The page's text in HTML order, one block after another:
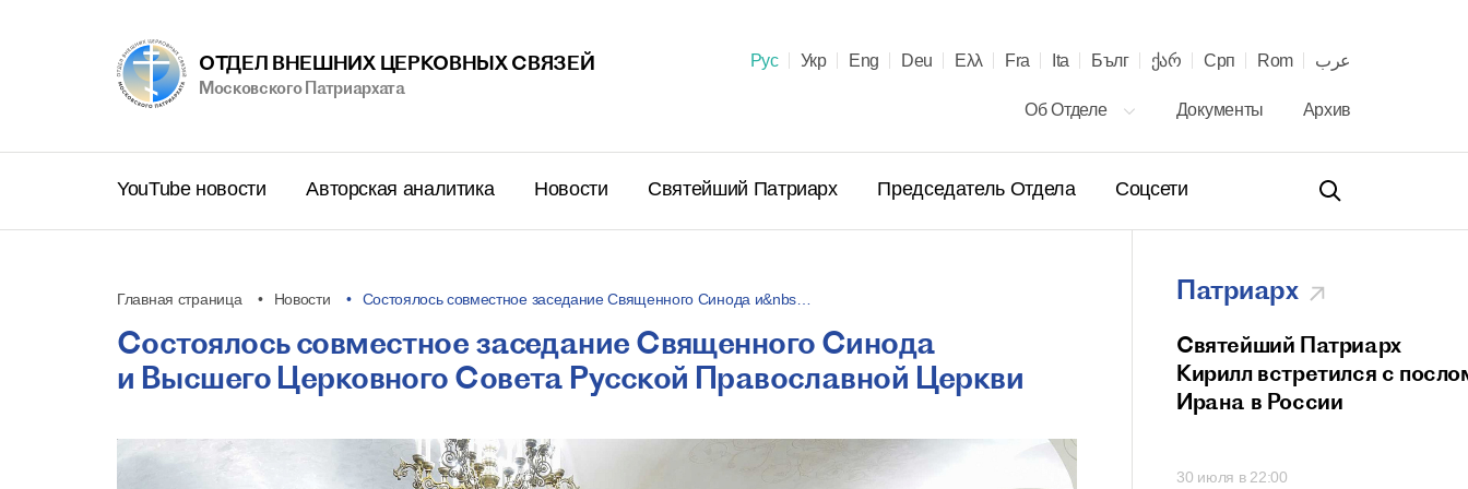
ОТДЕЛ ВНЕШНИХ ЦЕРКОВНЫХ СВЯЗЕЙ
Московского Патриархата
Рус Укр Eng Deu Ελλ Fra Ita Бълг ქარ Срп Rom عرب
Об Отделе Документы Архив
YouTube новости Авторская аналитика Новости Святейший Патриарх Председатель Отдела Соцсети
Главная страница Новости Состоялось совместное заседание Священного Синода и&nbs…
Состоялось совместное заседание Священного Синода
и Высшего Церковного Совета Русской Православной Церкви
Патриарх
Поздравление Святейшего
Патриарха Кирилла
Предстоятелю Сербской
летием монашеского
23 июня в 10:00
Святейший Патриарх
Кирилл встретился с
Ирана в России
30 июля в 22:00